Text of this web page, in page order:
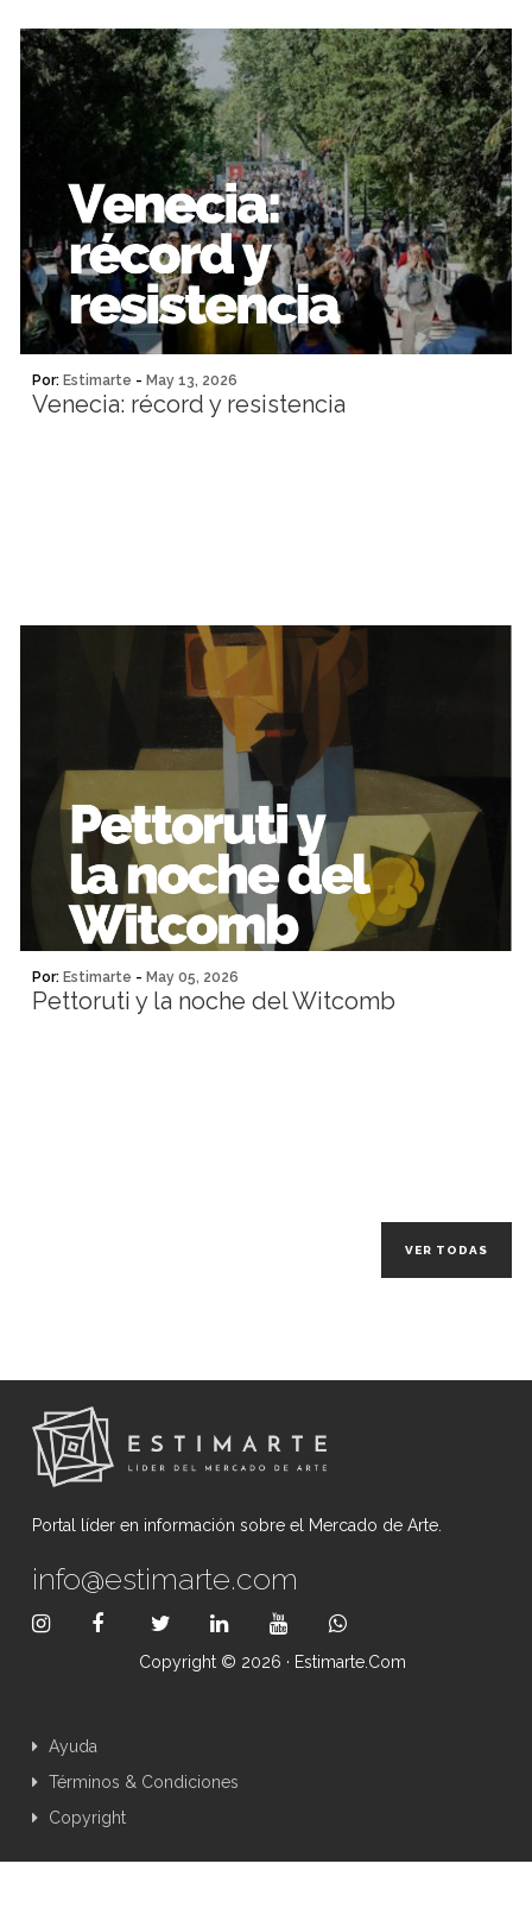
Por: Estimarte - May 13, 2026
Venecia: récord y resistencia
Por: Estimarte - May 05, 2026
Pettoruti y la noche del Witcomb
VER TODAS
Portal líder en información sobre el Mercado de Arte.
info@estimarte.com
Copyright © 2026 · Estimarte.com
Ayuda
Términos & Condiciones
Copyright